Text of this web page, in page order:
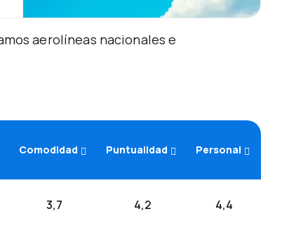
aerolíneas nacionales e
Comodidad Puntualidad Personal
3,7 4,2 4,4